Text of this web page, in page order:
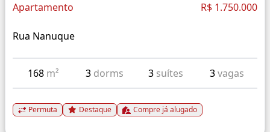
Apartamento R$ 1.750.000
Rua Nanuque
168 m² 3 dorms 3 suítes 3vagas
Permuta Destaque Compre já alugado